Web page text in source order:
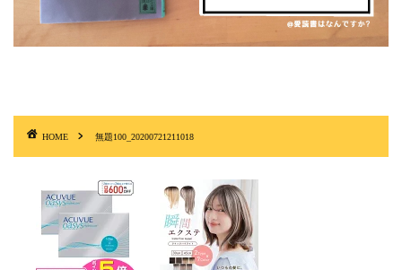
HOME 無題100_20200721211018